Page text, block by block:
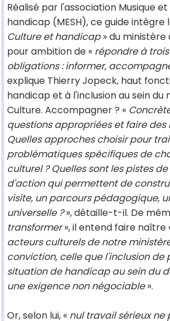
Réalisé par l'association Musique
handicap (MESH), ce guide intègre
Culture et handicap» du ministère
pour ambition de « répondre à
obligations : informer,
explique Thierry Jopeck, haut
handicap et à l'inclusion au sein du
Culture. Accompagner ? «
questions appropriées et faire
Quelles approches choisir pour
problématiques spécifiques de
culturel ? Quelles sont les pistes
d'action qui permettent de
visite, un parcours pédagogique,
universelle ?», détaille-t-il. De
transformer», il entend faire naître
acteurs culturels de notre
conviction, celle que l'inclusion de
situation de handicap au sein du
une exigence non négociable».
Or, selon lui, « nul travail sérieux ne